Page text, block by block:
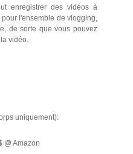
enregistrer des vidéos à
l'ensemble de vlogging,
de sorte que vous pouvez
vidéo.
uniquement):
@ Amazon